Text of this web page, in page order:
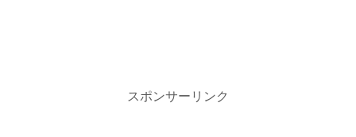
スポンサーリンク